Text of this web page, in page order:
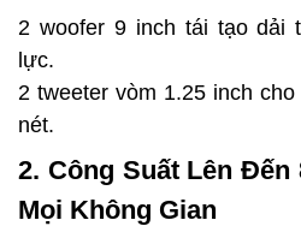
2 woofer 9 inch tái tạo dải
lực.
2 tweeter vòm 1.25 inch
nét.
2. Công Suất Lên
Mọi Không Gian